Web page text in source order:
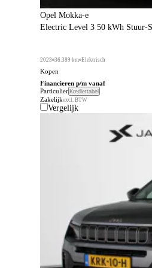
Opel Mokka-e
Electric Level 3 50 kWh Stuur-
2023 36.389 km Elektrisch
Kopen
Financieren p/m vanaf
ParticulierKrediettabel
Zakelijkexcl. BTW
Vergelijk